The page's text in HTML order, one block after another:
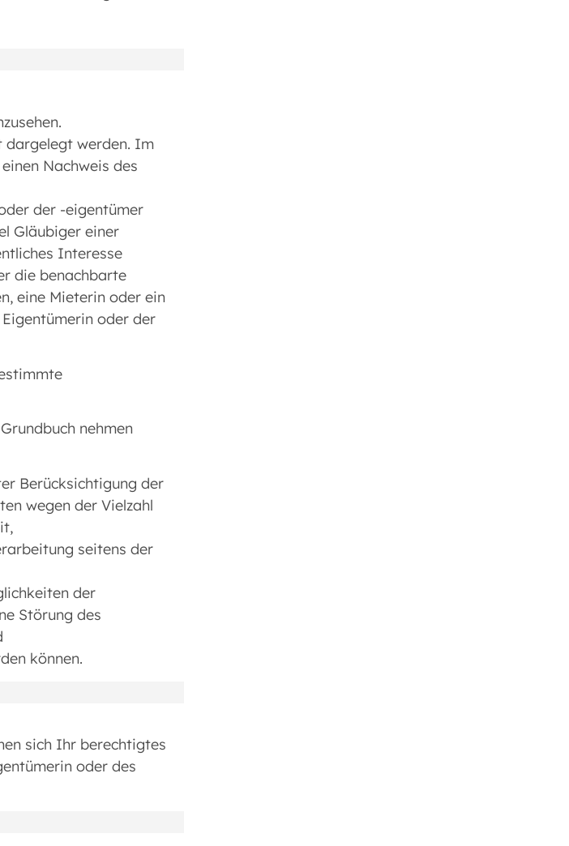
dargelegt werden. Im
Nachweis des
der -eigentümer
Gläubiger einer
Interesse
die benachbarte
eine Mieterin oder ein
oder der
nehmen
Berücksichtigung der
wegen der Vielzahl
seitens der
der
Störung des
können.
sich Ihr berechtigtes
oder des